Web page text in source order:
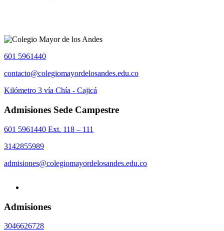
601 5961440
contacto@colegiomayordelosandes.edu.co
Kilómetro 3 vía Chía - Cajicá
Admisiones Sede Campestre
601 5961440 Ext. 118 – 111
3142855989
admisiones@colegiomayordelosandes.edu.co
Admisiones
3046626728